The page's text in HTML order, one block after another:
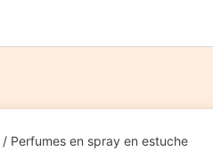
/ Perfumes en spray en estuche